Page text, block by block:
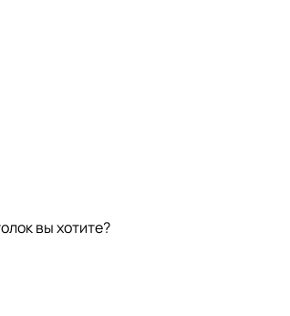
вы хотите?